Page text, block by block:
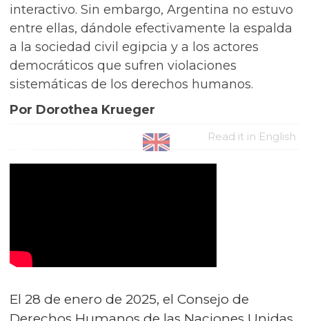
interactivo. Sin embargo, Argentina no estuvo
entre ellas, dándole efectivamente la espalda
a la sociedad civil egipcia y a los actores
democráticos que sufren violaciones
sistemáticas de los derechos humanos.
Por Dorothea Krueger
Read it in English
El 28 de enero de 2025, el Consejo de